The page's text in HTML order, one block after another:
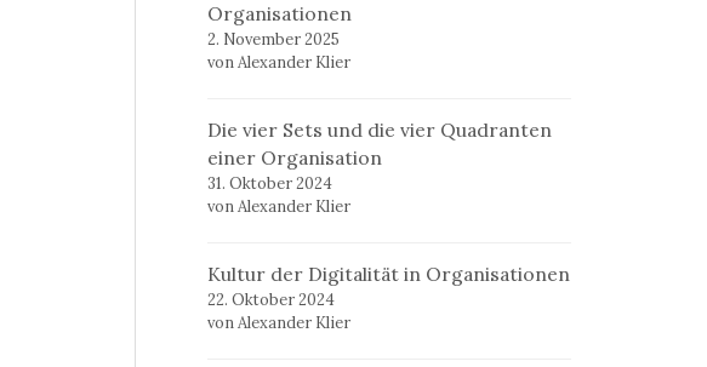
Organisationen
2. November 2025
von Alexander Klier
Die vier Sets und die vier Quadranten
einer Organisation
31. Oktober 2024
von Alexander Klier
Kultur der Digitalität in Organisationen
22. Oktober 2024
von Alexander Klier